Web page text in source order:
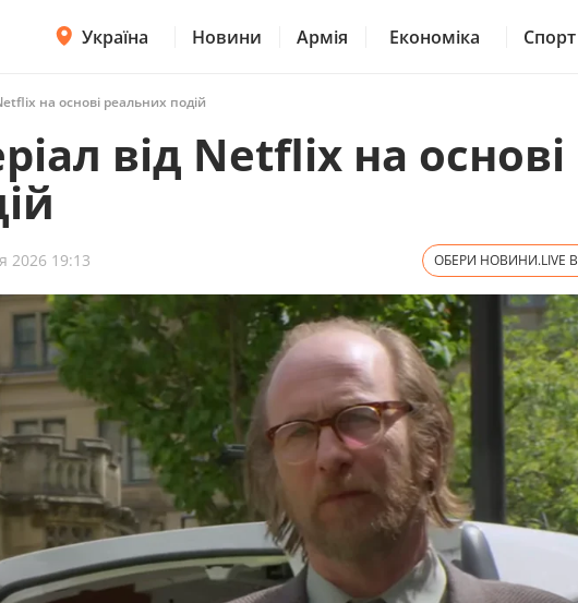
Україна Новини Армія Економіка Спорт
на основі реальних подій
від Netflix на основі
2026 19:13 ОБЕРИ НОВИНИ.LIVE В